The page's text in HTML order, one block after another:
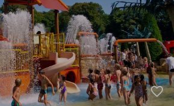
favorite_border